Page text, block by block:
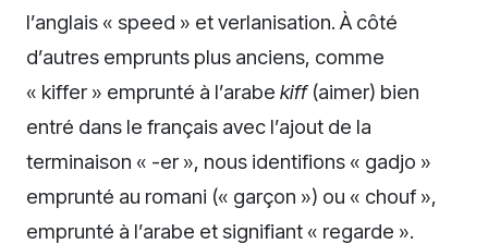
l’anglais « speed » et verlanisation. À côté
d’autres emprunts plus anciens, comme
« kiffer » emprunté à l’arabe kiff(aimer) bien
entré dans le français avec l’ajout de la
terminaison « -er », nous identifions « gadjo »
emprunté au romani (« garçon ») ou « chouf »,
emprunté à l’arabe et signifiant « regarde ».